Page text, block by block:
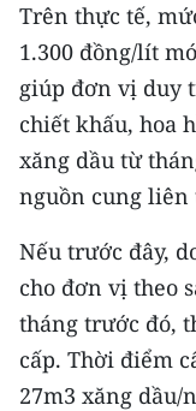
Media Thế giới
Media Thể thao
Media Giáo dục
Media Y tế
Media Môi
Ảnh
Infographic
Trên thực tế,
1.300 đồng/lít
giúp đơn vị duy
chiết khấu, hoa
xăng dầu từ
nguồn cung liên
Nếu trước đây,
cho đơn vị theo
tháng trước đó,
cấp. Thời điểm
27m3 xăng dầu/